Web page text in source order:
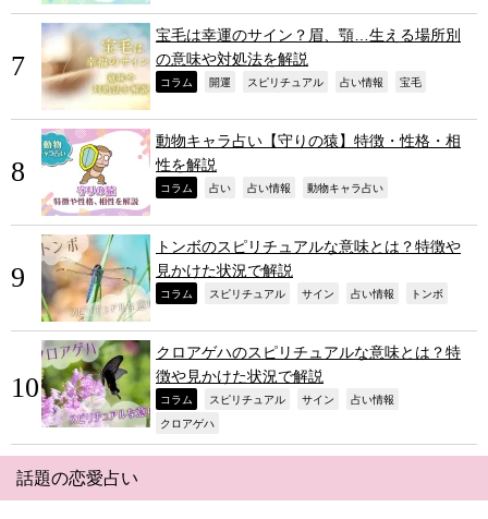
宝毛は幸運のサイン？眉、顎…生える場所別
の意味や対処法を解説
コラム 開運 スピリチュアル 占い情報 宝毛
動物キャラ占い【守りの猿】特徴・性格・相
性を解説
コラム 占い 占い情報 動物キャラ占い
トンボのスピリチュアルな意味とは？特徴や
見かけた状況で解説
コラム スピリチュアル サイン 占い情報 トンボ
クロアゲハのスピリチュアルな意味とは？特
徴や見かけた状況で解説
コラム スピリチュアル サイン 占い情報
クロアゲハ
話題の恋愛占い